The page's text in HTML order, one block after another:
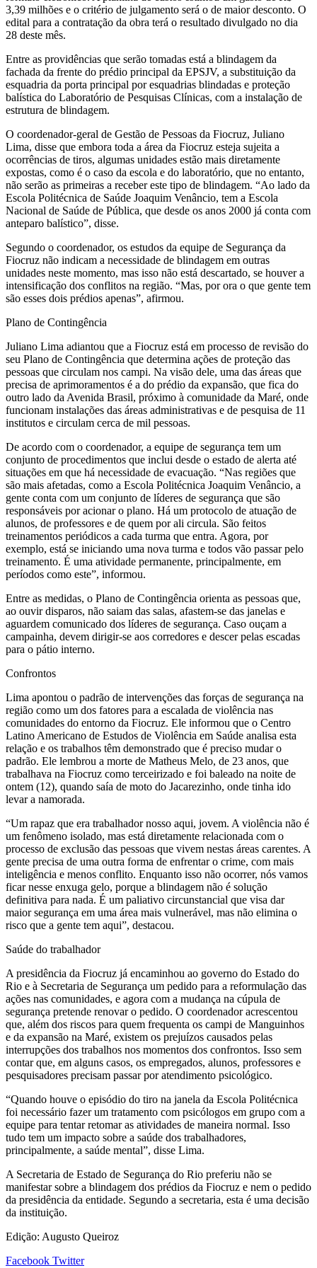
3,39 milhões e o critério de julgamento será o de maior desconto. O
edital para a contratação da obra terá o resultado divulgado no dia
28 deste mês.
Entre as providências que serão tomadas está a blindagem da
fachada da frente do prédio principal da EPSJV, a substituição da
esquadria da porta principal por esquadrias blindadas e proteção
balística do Laboratório de Pesquisas Clínicas, com a instalação de
estrutura de blindagem.
O coordenador-geral de Gestão de Pessoas da Fiocruz, Juliano
Lima, disse que embora toda a área da Fiocruz esteja sujeita a
ocorrências de tiros, algumas unidades estão mais diretamente
expostas, como é o caso da escola e do laboratório, que no entanto,
não serão as primeiras a receber este tipo de blindagem. “Ao lado da
Escola Politécnica de Saúde Joaquim Venâncio, tem a Escola
Nacional de Saúde de Pública, que desde os anos 2000 já conta com
anteparo balístico”, disse.
Segundo o coordenador, os estudos da equipe de Segurança da
Fiocruz não indicam a necessidade de blindagem em outras
unidades neste momento, mas isso não está descartado, se houver a
intensificação dos conflitos na região. “Mas, por ora o que gente tem
são esses dois prédios apenas”, afirmou.
Plano de Contingência
Juliano Lima adiantou que a Fiocruz está em processo de revisão do
seu Plano de Contingência que determina ações de proteção das
pessoas que circulam nos campi. Na visão dele, uma das áreas que
precisa de aprimoramentos é a do prédio da expansão, que fica do
outro lado da Avenida Brasil, próximo à comunidade da Maré, onde
funcionam instalações das áreas administrativas e de pesquisa de 11
institutos e circulam cerca de mil pessoas.
De acordo com o coordenador, a equipe de segurança tem um
conjunto de procedimentos que inclui desde o estado de alerta até
situações em que há necessidade de evacuação. “Nas regiões que
são mais afetadas, como a Escola Politécnica Joaquim Venâncio, a
gente conta com um conjunto de líderes de segurança que são
responsáveis por acionar o plano. Há um protocolo de atuação de
alunos, de professores e de quem por ali circula. São feitos
treinamentos periódicos a cada turma que entra. Agora, por
exemplo, está se iniciando uma nova turma e todos vão passar pelo
treinamento. É uma atividade permanente, principalmente, em
períodos como este”, informou.
Entre as medidas, o Plano de Contingência orienta as pessoas que,
ao ouvir disparos, não saiam das salas, afastem-se das janelas e
aguardem comunicado dos líderes de segurança. Caso ouçam a
campainha, devem dirigir-se aos corredores e descer pelas escadas
para o pátio interno.
Confrontos
Lima apontou o padrão de intervenções das forças de segurança na
região como um dos fatores para a escalada de violência nas
comunidades do entorno da Fiocruz. Ele informou que o Centro
Latino Americano de Estudos de Violência em Saúde analisa esta
relação e os trabalhos têm demonstrado que é preciso mudar o
padrão. Ele lembrou a morte de Matheus Melo, de 23 anos, que
trabalhava na Fiocruz como terceirizado e foi baleado na noite de
ontem (12), quando saía de moto do Jacarezinho, onde tinha ido
levar a namorada.
“Um rapaz que era trabalhador nosso aqui, jovem. A violência não é
um fenômeno isolado, mas está diretamente relacionada com o
processo de exclusão das pessoas que vivem nestas áreas carentes. A
gente precisa de uma outra forma de enfrentar o crime, com mais
inteligência e menos conflito. Enquanto isso não ocorrer, nós vamos
ficar nesse enxuga gelo, porque a blindagem não é solução
definitiva para nada. É um paliativo circunstancial que visa dar
maior segurança em uma área mais vulnerável, mas não elimina o
risco que a gente tem aqui”, destacou.
Saúde do trabalhador
A presidência da Fiocruz já encaminhou ao governo do Estado do
Rio e à Secretaria de Segurança um pedido para a reformulação das
ações nas comunidades, e agora com a mudança na cúpula de
segurança pretende renovar o pedido. O coordenador acrescentou
que, além dos riscos para quem frequenta os campi de Manguinhos
e da expansão na Maré, existem os prejuízos causados pelas
interrupções dos trabalhos nos momentos dos confrontos. Isso sem
contar que, em alguns casos, os empregados, alunos, professores e
pesquisadores precisam passar por atendimento psicológico.
“Quando houve o episódio do tiro na janela da Escola Politécnica
foi necessário fazer um tratamento com psicólogos em grupo com a
equipe para tentar retomar as atividades de maneira normal. Isso
tudo tem um impacto sobre a saúde dos trabalhadores,
principalmente, a saúde mental”, disse Lima.
A Secretaria de Estado de Segurança do Rio preferiu não se
manifestar sobre a blindagem dos prédios da Fiocruz e nem o pedido
da presidência da entidade. Segundo a secretaria, esta é uma decisão
da instituição.
Edição: Augusto Queiroz
Facebook TwitterGoogle+
LinkedIn
StumbleUpon
Tumblr
Pinterest
Reddit
VKontakte
Share
Print